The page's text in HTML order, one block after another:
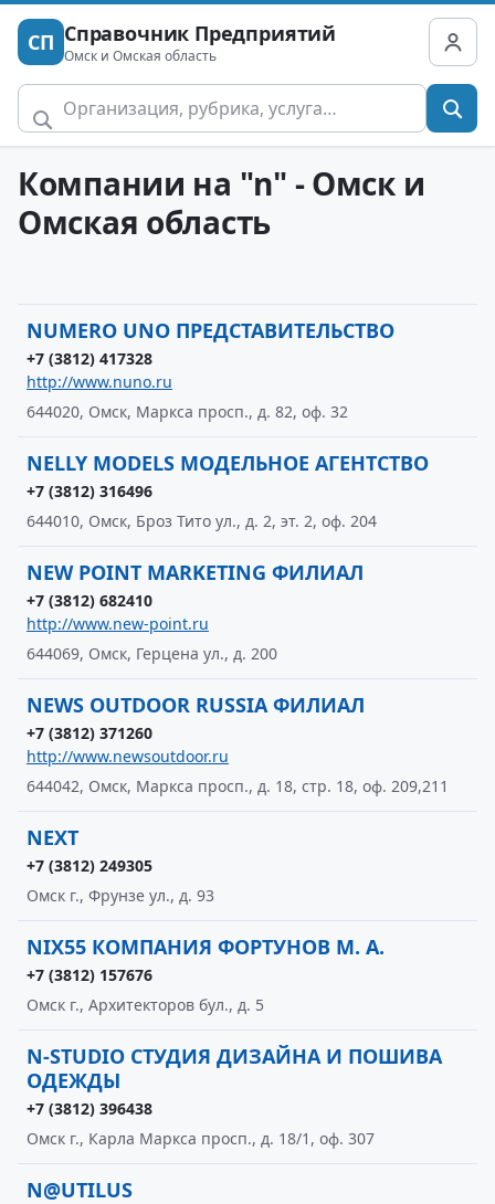
СП Справочник Предприятий
Омск и Омская область
Компании на "n" - Омск и
Омская область
NUMERO UNO ПРЕДСТАВИТЕЛЬСТВО
+7 (3812) 417328
http://www.nuno.ru
644020, Омск, Маркса просп., д. 82, оф. 32
NELLY MODELS МОДЕЛЬНОЕ АГЕНТСТВО
+7 (3812) 316496
644010, Омск, Броз Тито ул., д. 2, эт. 2, оф. 204
NEW POINT MARKETING ФИЛИАЛ
+7 (3812) 682410
http://www.new-point.ru
644069, Омск, Герцена ул., д. 200
NEWS OUTDOOR RUSSIA ФИЛИАЛ
+7 (3812) 371260
http://www.newsoutdoor.ru
644042, Омск, Маркса просп., д. 18, стр. 18, оф. 209,211
NEXT
+7 (3812) 249305
Омск г., Фрунзе ул., д. 93
NIX55 КОМПАНИЯ ФОРТУНОВ М. А.
+7 (3812) 157676
Омск г., Архитекторов бул., д. 5
N-STUDIO СТУДИЯ ДИЗАЙНА И ПОШИВА
ОДЕЖДЫ
+7 (3812) 396438
Омск г., Карла Маркса просп., д. 18/1, оф. 307
N@UTILUS